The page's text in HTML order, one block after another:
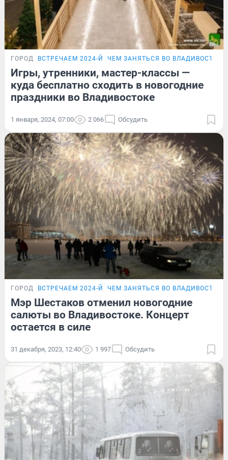
ГОРОД ВСТРЕЧАЕМ 2024-Й ЧЕМ ЗАНЯТЬСЯ ВО ВЛАДИВОСТОКЕ
Игры, утренники, мастер-классы —
куда бесплатно сходить в новогодние
праздники во Владивостоке
1 января, 2024, 07:00 2 066 Обсудить
ГОРОД ВСТРЕЧАЕМ 2024-Й ЧЕМ ЗАНЯТЬСЯ ВО ВЛАДИВОСТОКЕ
Мэр Шестаков отменил новогодние
салюты во Владивостоке. Концерт
остается в силе
31 декабря, 2023, 12:40 1 997 Обсудить